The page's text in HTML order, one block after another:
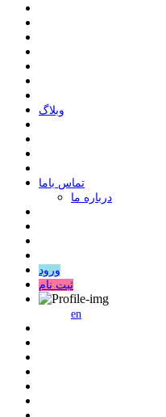
وبلاگ
ﺗﻤﺎﺱ ﺑﺎﻣﺎ
درباره ما
ورود
ثبت نام
en